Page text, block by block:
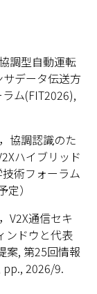
調型⾃動運転
データ伝送⽅
ム(FIT2026),
協調認識のた
ハイブリッド
術フォーラム
）
V2X通信セキ
ンドウと代表
案, 第25回情報
pp., 2026/9.